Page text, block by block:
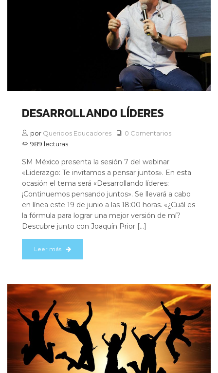
DESARROLLANDO LÍDERES
por Queridos Educadores
0 Comentarios
989 lecturas
SM México presenta la sesión 7 del webinar
«Liderazgo: Te invitamos a pensar juntos». En esta
ocasión el tema será «Desarrollando líderes:
¡Continuemos pensando juntos». Se llevará a cabo
en línea este 19 de junio a las 18:00 horas. «¿Cuál es
la fórmula para lograr una mejor versión de mí?
Descubre junto con Joaquín Prior […]
Leer más